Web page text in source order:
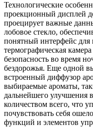
Технологические
проекционный дисплей
проецирует важные
лобовое стекло,
понятный интерфейс для
термографическая
безопасность во время
бездорожья. Еще одной
встроенный диффузор
выбираемые ароматы,
дальнейшего улучшения
количеством всего, что
почувствовать себя
функций и элементов